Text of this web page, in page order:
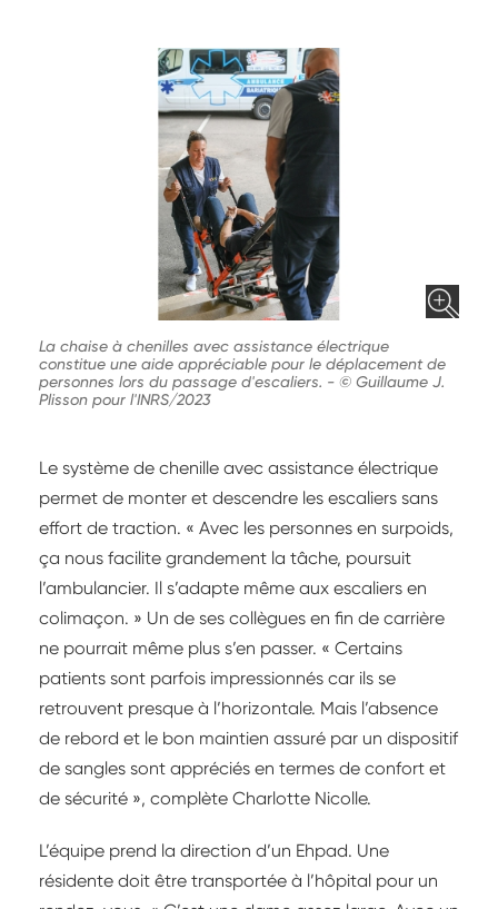
La chaise à chenilles avec assistance électrique
constitue une aide appréciable pour le déplacement de
personnes lors du passage d'escaliers. - © Guillaume J.
Plisson pour l'INRS/2023
Le système de chenille avec assistance électrique
permet de monter et descendre les escaliers sans
effort de traction. « Avec les personnes en surpoids,
ça nous facilite grandement la tâche, poursuit
l’ambulancier. Il s’adapte même aux escaliers en
colimaçon. » Un de ses collègues en fin de carrière
ne pourrait même plus s’en passer. « Certains
patients sont parfois impressionnés car ils se
retrouvent presque à l’horizontale. Mais l’absence
de rebord et le bon maintien assuré par un dispositif
de sangles sont appréciés en termes de confort et
de sécurité », complète Charlotte Nicolle.
L’équipe prend la direction d’un Ehpad. Une
résidente doit être transportée à l’hôpital pour un